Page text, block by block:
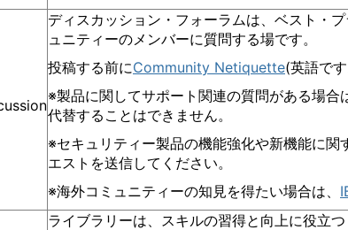
ディスカッション・フォーラムは、ベスト・
ュニティーのメンバーに質問する場です。
投稿する前にCommunity Netiquette(英語で
※製品に関してサポート関連の質問がある場合
代替することはできません。
※セキュリティー製品の機能強化や新機能に関
エストを送信してください。
※海外コミュニティーの知見を得たい場合は、
ライブラリーは、スキルの習得と向上に役立つ